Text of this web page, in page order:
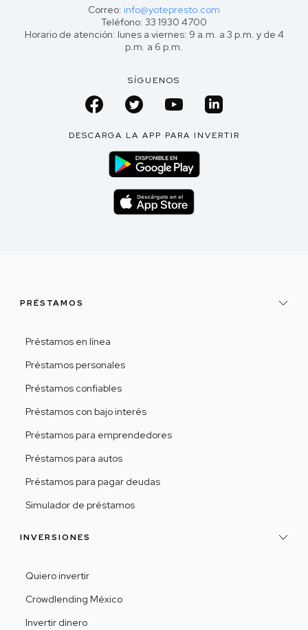
Correo: info@yotepresto.com
Teléfono: 33 1930 4700
Horario de atención: lunes a viernes: 9 a.m. a 3 p.m. y de 4
p.m. a 6 p.m.
SÍGUENOS
DESCARGA LA APP PARA INVERTIR
PRÉSTAMOS
Préstamos en línea
Préstamos personales
Préstamos confiables
Préstamos con bajo interés
Préstamos para emprendedores
Préstamos para autos
Préstamos para pagar deudas
Simulador de préstamos
INVERSIONES
Quiero invertir
Crowdlending México
Invertir dinero